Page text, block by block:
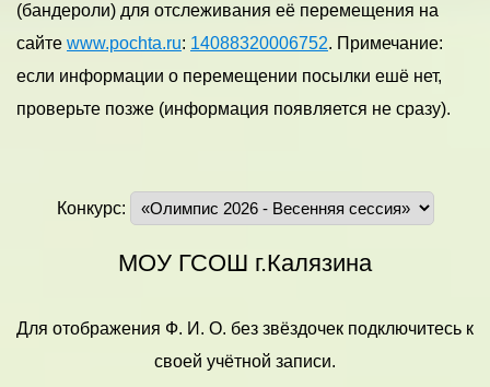
(бандероли) для отслеживания её перемещения на
сайте www.pochta.ru: 14088320006752. Примечание:
если информации о перемещении посылки ешё нет,
проверьте позже (информация появляется не сразу).
Конкурс:
МОУ ГСОШ г.Калязина
Для отображения Ф. И. О. без звёздочек подключитесь к
своей учётной записи.